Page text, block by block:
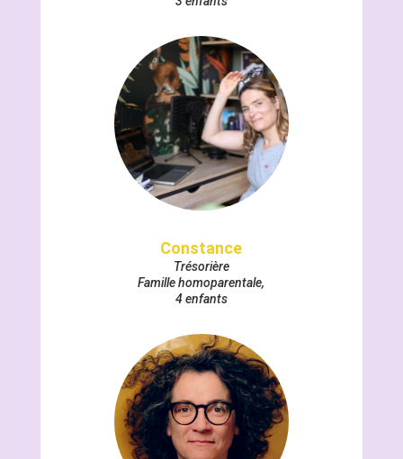
Constance
Trésorière
Famille homoparentale,
4 enfants